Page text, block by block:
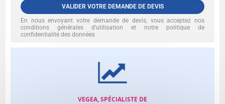
VALIDER VOTRE DEMANDE DE DEVIS
En nous envoyant votre demande de devis, vous acceptez nos
conditions générales d’utilisation et notre politique de
confidentialité des données